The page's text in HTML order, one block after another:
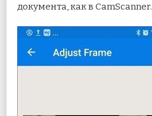
документа, как в CamScanner.